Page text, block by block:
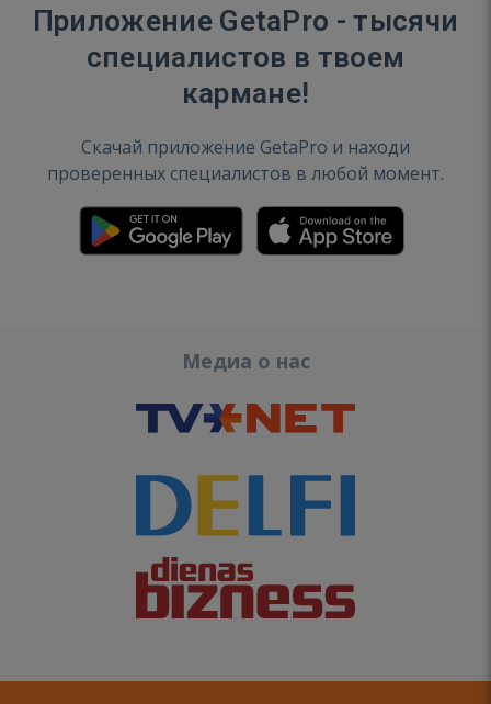
Приложение GetaPro - тысячи
специалистов в твоем
кармане!
Скачай приложение GetaPro и находи
проверенных специалистов в любой момент.
Медиа о нас